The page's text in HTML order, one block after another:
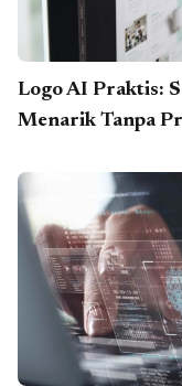
Logo AI Praktis:
Menarik Tanpa